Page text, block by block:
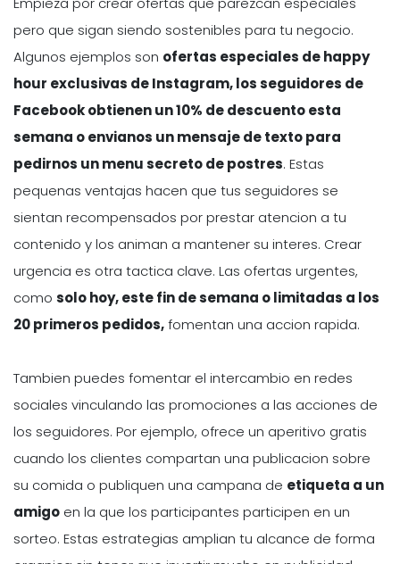
pero que sigan siendo sostenibles para tu negocio.
Algunos ejemplos son ofertas especiales de happy
hour exclusivas de Instagram, los seguidores de
Facebook obtienen un 10% de descuento esta
semana o envianos un mensaje de texto para
pedirnos un menu secreto de postres. Estas
pequenas ventajas hacen que tus seguidores se
sientan recompensados por prestar atencion a tu
contenido y los animan a mantener su interes. Crear
urgencia es otra tactica clave. Las ofertas urgentes,
como solo hoy, este fin de semana o limitadas a los
20 primeros pedidos,fomentan una accion rapida.
Tambien puedes fomentar el intercambio en redes
sociales vinculando las promociones a las acciones de
los seguidores. Por ejemplo, ofrece un aperitivo gratis
cuando los clientes compartan una publicacion sobre
su comida o publiquen una campana de etiqueta a un
amigo en la que los participantes participen en un
sorteo. Estas estrategias amplian tu alcance de forma